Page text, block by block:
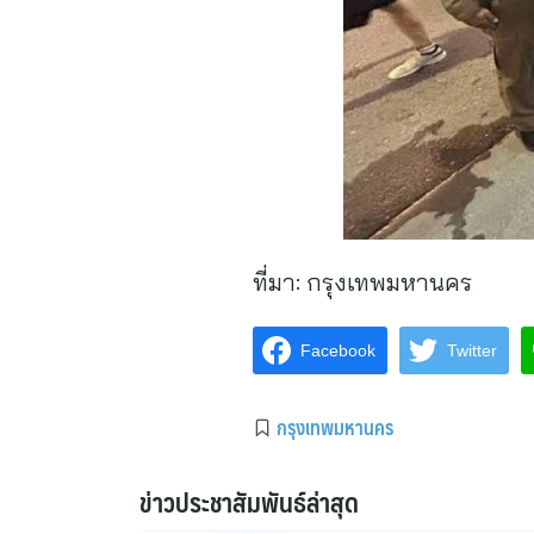
ที่มา: กรุงเทพมหานคร
Facebook Twitter
กรุงเทพมหานคร
ข่าวประชาสัมพันธ์ล่าสุด